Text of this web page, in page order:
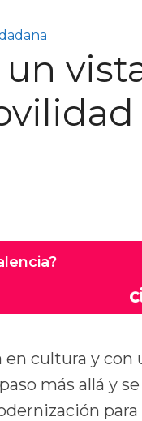
en cultura y con
más allá y
para